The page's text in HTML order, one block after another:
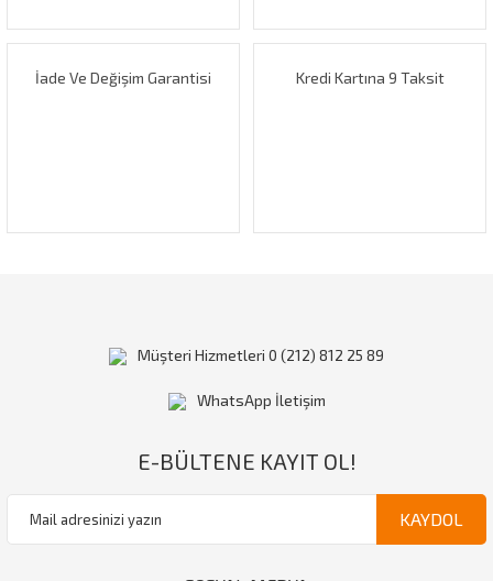
İade Ve Değişim Garantisi Kredi Kartına 9 Taksit
Müşteri Hizmetleri 0 (212) 812 25 89
WhatsApp İletişim
E-BÜLTENE KAYIT OL!
KAYDOL